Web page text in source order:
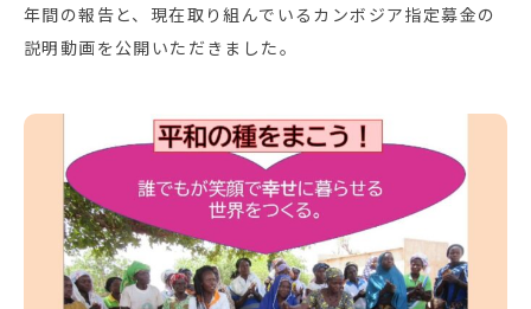
年間の報告と、現在取り組んでいるカンボジア指定募金の
説明動画を公開いただきました。